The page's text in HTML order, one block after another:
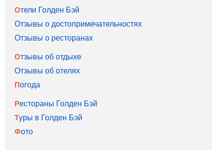
Отели Голден Бэй
Отзывы о достопримечательностях
Отзывы о ресторанах
Отзывы об отдыхе
Отзывы об отелях
Погода
Рестораны Голден Бэй
Туры в Голден Бэй
Фото